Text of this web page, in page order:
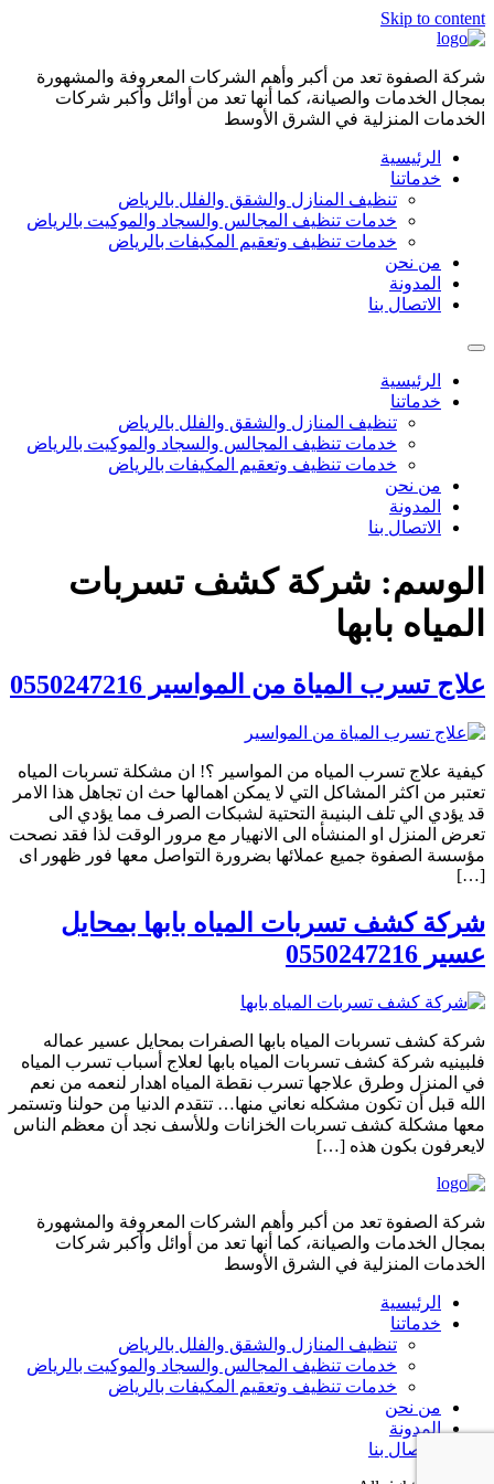
Skip to content
شركة الصفوة تعد من أكبر وأهم الشركات المعروفة والمشهورة
بمجال الخدمات والصيانة، كما أنها تعد من أوائل وأكبر شركات
الخدمات المنزلية في الشرق الأوسط
الرئيسية
خدماتنا
تنظيف المنازل والشقق والفلل بالرياض
خدمات تنظيف المجالس والسجاد والموكيت بالرياض
خدمات تنظيف وتعقيم المكيفات بالرياض
من نحن
المدونة
الاتصال بنا
الرئيسية
خدماتنا
تنظيف المنازل والشقق والفلل بالرياض
خدمات تنظيف المجالس والسجاد والموكيت بالرياض
خدمات تنظيف وتعقيم المكيفات بالرياض
من نحن
المدونة
الاتصال بنا
الوسم: شركة كشف تسربات
المياه بابها
علاج تسرب المياة من المواسير 0550247216
كيفية علاج تسرب المياه من المواسير ؟! ان مشكلة تسربات المياه
تعتبر من اكثر المشاكل التي لا يمكن اهمالها حث ان تجاهل هذا الامر
قد يؤدي الي تلف البنيىة التحتية لشبكات الصرف مما يؤدي الى
تعرض المنزل او المنشأه الى الانهيار مع مرور الوقت لذا فقد نصحت
مؤسسة الصفوة جميع عملائها بضرورة التواصل معها فور ظهور اى
[…]
شركة كشف تسربات المياه بابها بمحايل
عسير 0550247216
شركة كشف تسربات المياه بابها الصفرات بمحايل عسير عماله
فلبينيه شركة كشف تسربات المياه بابها لعلاج أسباب تسرب المياه
في المنزل وطرق علاجها تسرب نقطة المياه اهدار لنعمه من نعم
الله قبل أن تكون مشكله نعاني منها… تتقدم الدنيا من حولنا وتستمر
معها مشكلة كشف تسربات الخزانات وللأسف نجد أن معظم الناس
لايعرفون بكون هذه […]
شركة الصفوة تعد من أكبر وأهم الشركات المعروفة والمشهورة
بمجال الخدمات والصيانة، كما أنها تعد من أوائل وأكبر شركات
الخدمات المنزلية في الشرق الأوسط
الرئيسية
خدماتنا
تنظيف المنازل والشقق والفلل بالرياض
خدمات تنظيف المجالس والسجاد والموكيت بالرياض
خدمات تنظيف وتعقيم المكيفات بالرياض
من نحن
المدونة
الاتصال بنا